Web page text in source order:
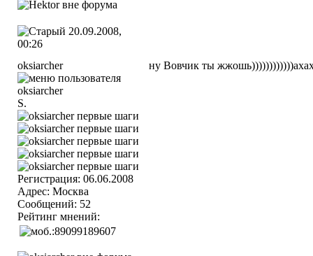
20.09.2008,
00:26
oksiarcher
S.
Регистрация: 06.06.2008
Адрес: Москва
Сообщений: 52
Рейтинг мнений:
ну Вовчик ты